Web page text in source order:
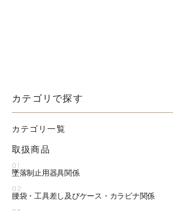
カテゴリで探す
カテゴリ一覧
取扱商品
01
墜落制止用器具関係
02
腰袋・工具差し及びケース・カラビナ関係